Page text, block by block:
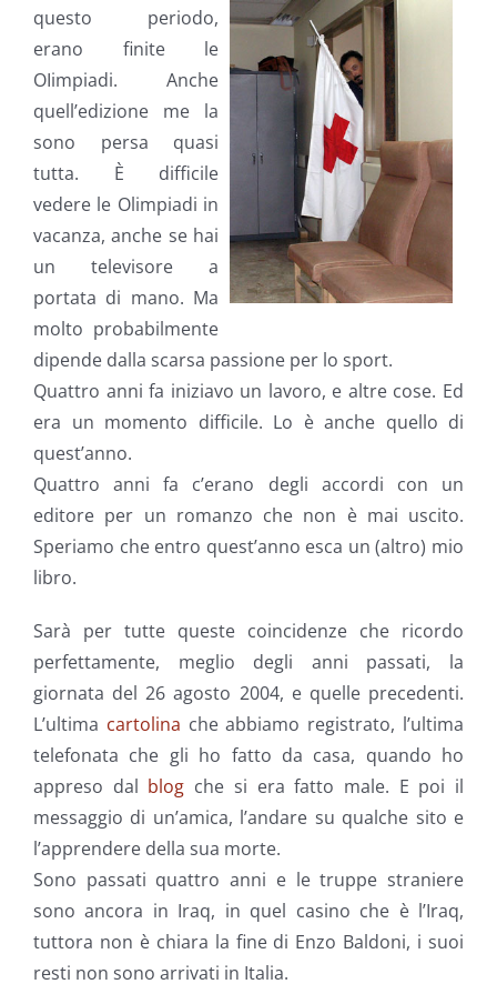
questo periodo,
erano finite le
OIimpiadi. Anche
quell’edizione me la
sono persa quasi
tutta. È difficile
vedere le Olimpiadi in
vacanza, anche se hai
un televisore a
portata di mano. Ma
molto probabilmente
dipende dalla scarsa passione per lo sport.
Quattro anni fa iniziavo un lavoro, e altre cose. Ed
era un momento difficile. Lo è anche quello di
quest’anno.
Quattro anni fa c’erano degli accordi con un
editore per un romanzo che non è mai uscito.
Speriamo che entro quest’anno esca un (altro) mio
libro.
Sarà per tutte queste coincidenze che ricordo
perfettamente, meglio degli anni passati, la
giornata del 26 agosto 2004, e quelle precedenti.
L’ultima cartolina che abbiamo registrato, l’ultima
telefonata che gli ho fatto da casa, quando ho
appreso dal blog che si era fatto male. E poi il
messaggio di un’amica, l’andare su qualche sito e
l’apprendere della sua morte.
Sono passati quattro anni e le truppe straniere
sono ancora in Iraq, in quel casino che è l’Iraq,
tuttora non è chiara la fine di Enzo Baldoni, i suoi
resti non sono arrivati in Italia.